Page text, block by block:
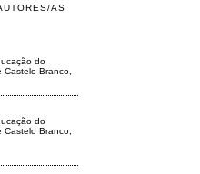
AS
do
Castelo Branco,
do
Castelo Branco,